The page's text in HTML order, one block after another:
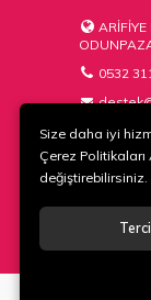
0532
Size daha iyi
Çerez
değiştirebilirsiniz.